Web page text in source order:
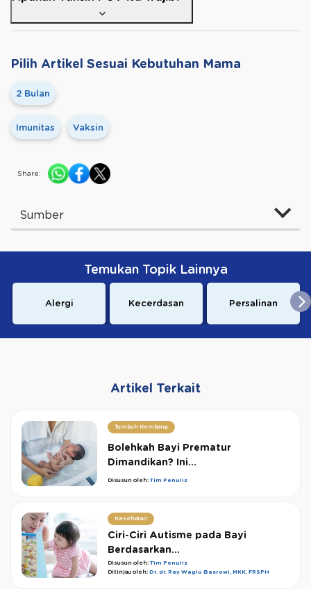
Pilih Artikel Sesuai Kebutuhan Mama
2 Bulan
Imunitas Vaksin
Share:
Sumber
Temukan Topik Lainnya
Alergi Kecerdasan Persalinan
Artikel Terkait
Tumbuh Kembang
Bolehkah Bayi Prematur
Dimandikan? Ini...
Disusun oleh: Tim Penulis
Kesehatan
Ciri-Ciri Autisme pada Bayi
Berdasarkan...
Disusun oleh: Tim Penulis
Ditinjau oleh: Dr. dr. Ray Wagiu Basrowi, MKK, FRSPH